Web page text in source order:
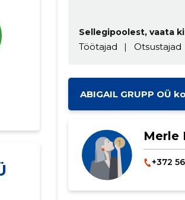
Sellegipoolest, vaata
Töötajad | Otsustajad
ABIGAIL GRUPP OÜ
Merle
+372